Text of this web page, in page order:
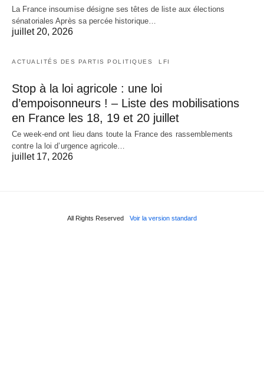
La France insoumise désigne ses têtes de liste aux élections
sénatoriales Après sa percée historique…
juillet 20, 2026
ACTUALITÉS DES PARTIS POLITIQUES LFI
Stop à la loi agricole : une loi
d’empoisonneurs ! – Liste des mobilisations
en France les 18, 19 et 20 juillet
Ce week-end ont lieu dans toute la France des rassemblements
contre la loi d’urgence agricole…
juillet 17, 2026
All Rights Reserved Voir la version standard